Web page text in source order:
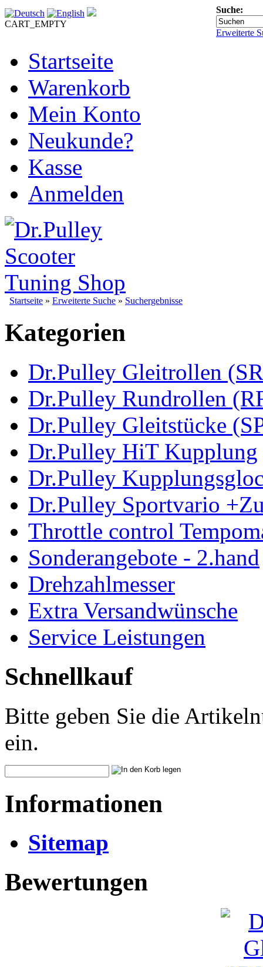
CART_EMPTY
Suche:
Erweiterte
Startseite
Warenkorb
Mein Konto
Neukunde?
Kasse
Anmelden
Startseite » Erweiterte Suche » Suchergebnisse
Kategorien
Dr.Pulley Gleitrollen
Dr.Pulley Rundrollen
Dr.Pulley Gleitstücke
Dr.Pulley HiT Kupplung
Dr.Pulley
Dr.Pulley Sportvario
Throttle control
Sonderangebote - 2.hand
Drehzahlmesser
Extra Versandwünsche
Service Leistungen
Schnellkauf
Bitte geben Sie die
ein.
Informationen
Sitemap
Bewertungen